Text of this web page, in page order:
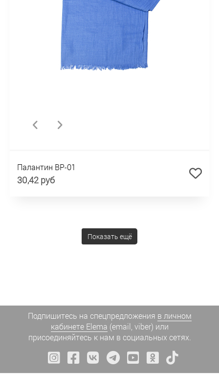
Палантин BP-01
30,42 руб
Показать ещё
Подпишитесь на спецпредложения в личном
кабинете Elema (email, viber) или
присоединяйтесь к нам в социальных сетях.